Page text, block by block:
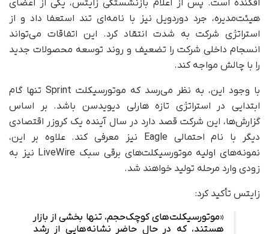
افکنده است. پس از اعلام بازنشستگی زایتس، یکی از اعضای
هیئت‌مدیره، جرد دوردویل نیز با نامه‌ای تند استعفا داد و از
استراتژی شرکت به‌ شدت انتقاد کرد. این اتفاقات می‌تواند
انسجام داخلی شرکت را تضعیف و روند توسعه محصولات جدید
را با چالش مواجه کند.
با وجود این، به نظر می‌رسد که موتورسیکلت Sprint تنها گام
ابتدایی در استراتژی تازه هارلی دیویدسن باشد. بر اساس
گزارش‌ها، این شرکت قصد دارد در سال آینده یک کروزر اقتصادی
دیگر با نام احتمالی Eagle نیز معرفی کند. علاوه بر این،
نمونه‌های اولیه موتورسیکلت‌های برقی سبک LiveWire نیز به‌
زودی وارد مرحله تولید خواهند شد.
زایتس تأکید کرد:
«موتورسیکلت‌های کوچک‌حجم، تنها بخشی از بازار
هستند، که در حال حاضر نشانه‌هایی از رشد